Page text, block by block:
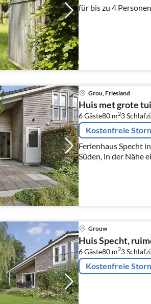
für bis zu 4
Grou, Friesland
Huis met grote
6 Gäste80 m23
Kostenfreie
Ferienhaus Specht
Süden, in der Nähe
Grouw
Huis Specht,
6 Gäste80 m23
Kostenfreie